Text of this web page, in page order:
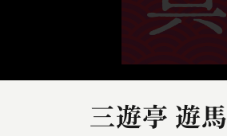
三遊亭 遊馬